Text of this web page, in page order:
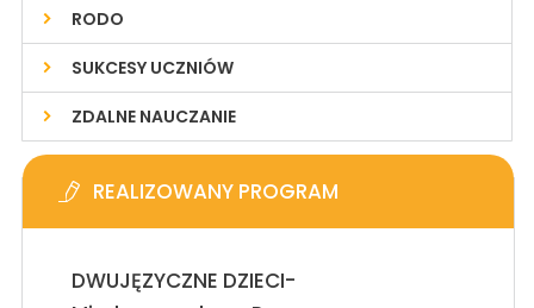
RODO
SUKCESY UCZNIÓW
ZDALNE NAUCZANIE
REALIZOWANY PROGRAM
DWUJĘZYCZNE DZIECI-